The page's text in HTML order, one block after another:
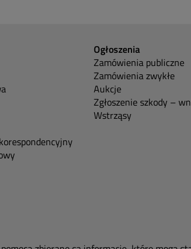
Ogłoszenia
Zamówienia publiczne
Zamówienia zwykłe
Aukcje
Zgłoszenie szkody –
Wstrząsy